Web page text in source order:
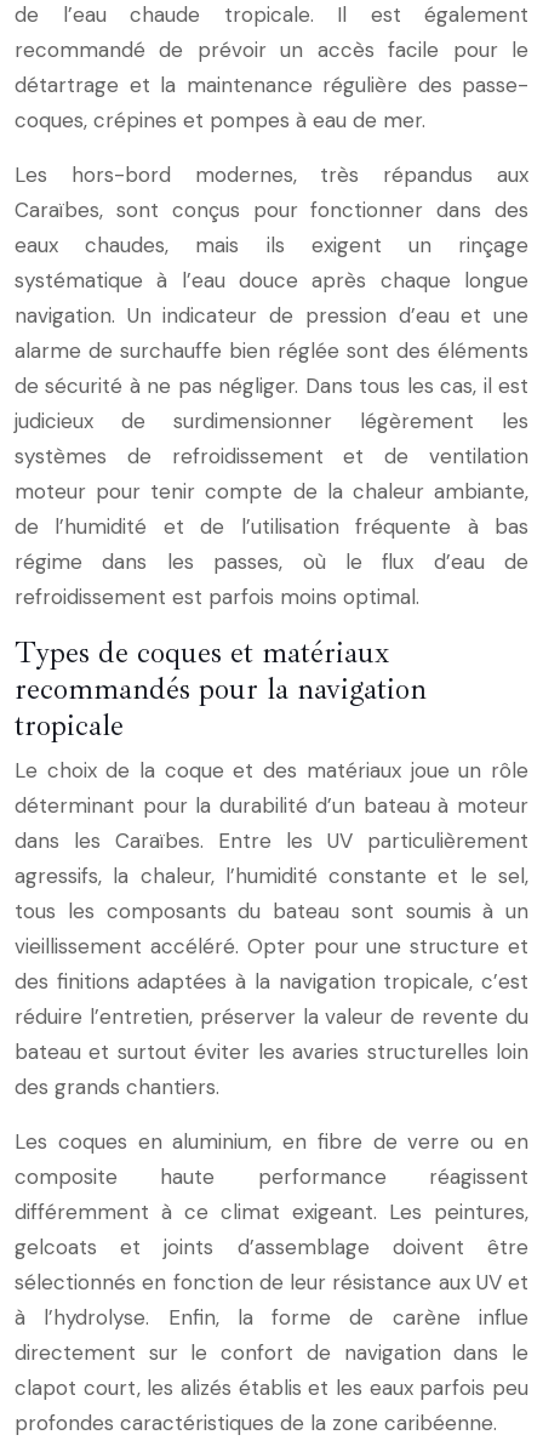
de l’eau chaude tropicale. Il est également
recommandé de prévoir un accès facile pour le
détartrage et la maintenance régulière des passe-
coques, crépines et pompes à eau de mer.
Les hors-bord modernes, très répandus aux
Caraïbes, sont conçus pour fonctionner dans des
eaux chaudes, mais ils exigent un rinçage
systématique à l’eau douce après chaque longue
navigation. Un indicateur de pression d’eau et une
alarme de surchauffe bien réglée sont des éléments
de sécurité à ne pas négliger. Dans tous les cas, il est
judicieux de surdimensionner légèrement les
systèmes de refroidissement et de ventilation
moteur pour tenir compte de la chaleur ambiante,
de l’humidité et de l’utilisation fréquente à bas
régime dans les passes, où le flux d’eau de
refroidissement est parfois moins optimal.
Types de coques et matériaux
recommandés pour la navigation
tropicale
Le choix de la coque et des matériaux joue un rôle
déterminant pour la durabilité d’un bateau à moteur
dans les Caraïbes. Entre les UV particulièrement
agressifs, la chaleur, l’humidité constante et le sel,
tous les composants du bateau sont soumis à un
vieillissement accéléré. Opter pour une structure et
des finitions adaptées à la navigation tropicale, c’est
réduire l’entretien, préserver la valeur de revente du
bateau et surtout éviter les avaries structurelles loin
des grands chantiers.
Les coques en aluminium, en fibre de verre ou en
composite haute performance réagissent
différemment à ce climat exigeant. Les peintures,
gelcoats et joints d’assemblage doivent être
sélectionnés en fonction de leur résistance aux UV et
à l’hydrolyse. Enfin, la forme de carène influe
directement sur le confort de navigation dans le
clapot court, les alizés établis et les eaux parfois peu
profondes caractéristiques de la zone caribéenne.